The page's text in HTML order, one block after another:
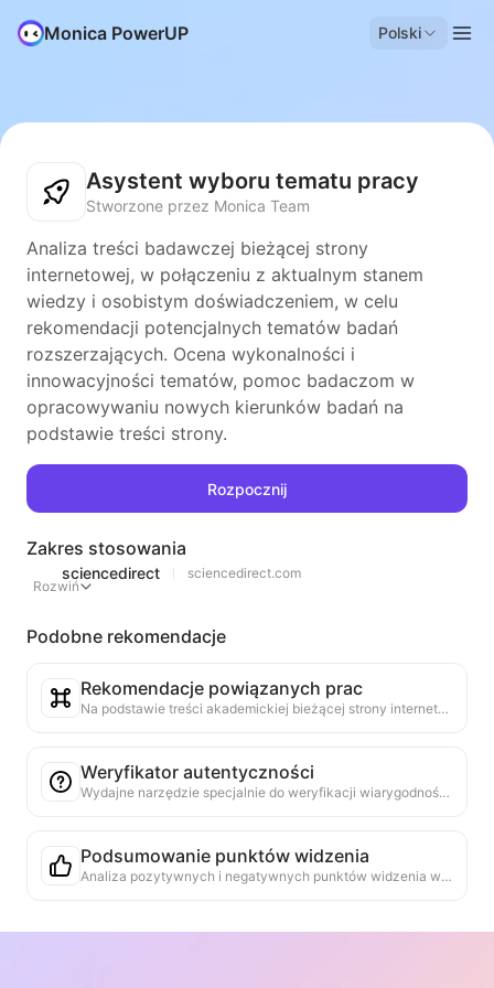
Monica PowerUP Polski
Asystent wyboru tematu pracy
Stworzone przez Monica Team
Analiza treści badawczej bieżącej strony
internetowej, w połączeniu z aktualnym stanem
wiedzy i osobistym doświadczeniem, w celu
rekomendacji potencjalnych tematów badań
rozszerzających. Ocena wykonalności i
innowacyjności tematów, pomoc badaczom w
opracowywaniu nowych kierunków badań na
podstawie treści strony.
Rozpocznij
Zakres stosowania
sciencedirect
sciencedirect.com
Rozwiń
Podobne rekomendacje
Rekomendacje powiązanych prac
Na podstawie treści akademickiej bieżącej strony internetowej, inteligentnie rekomendowane są wysoko powiązane inne prace i badania. Wykorzystując zaawansowane algorytmy do analizy podobieństwa tematów i metod badawczych, pomagamy użytkownikom poszerzać lekturę i dogłębnie zrozumieć omawiane na stronie problemy akademickie.
Weryfikator autentyczności
Wydajne narzędzie specjalnie do weryfikacji wiarygodności treści na stronach internetowych. Automatycznie identyfikuje kluczowe oświadczenia i dane, sprawdzając je w wiarygodnych zewnętrznych źródłach. Ocenia wiarygodność ważnych stwierdzeń, dostarczając wyjaśnień wyników weryfikacji i linków do źródeł faktów. Pomaga w podnoszeniu świadomości informacyjnej i zapobieganiu rozprzestrzenianiu się fałszywych informacji.
Podsumowanie punktów widzenia
Analiza pozytywnych i negatywnych punktów widzenia w treści strony internetowej, dostarczanie obiektywnego i zrównoważonego podsumowania argumentów, wspieranie decyzji i osądów.